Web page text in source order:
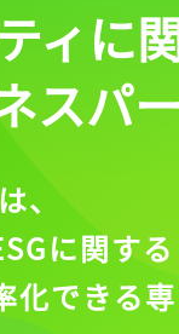
ィに
スパ
に関する
化できる